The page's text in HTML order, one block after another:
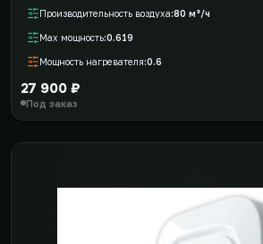
Производительность воздуха 80 м³/ч
Max мощность 0.619
Мощность нагревателя 0.6
27 900 ₽
Под заказ